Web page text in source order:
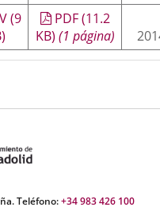
(9
)
PDF(11.2
KB) (1 página)
Teléfono:+34 983 426 100